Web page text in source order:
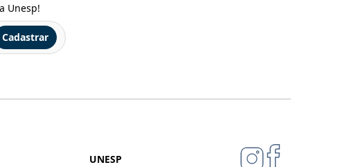
Unesp!
Cadastrar
UNESP